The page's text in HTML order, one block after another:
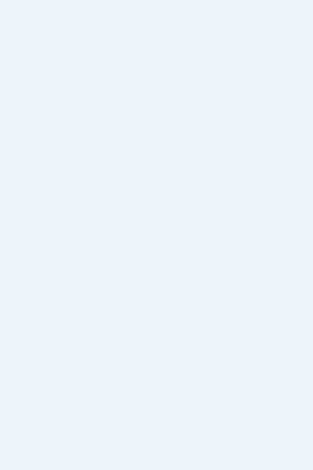
vykládka i
– situací, kdy
pokazit, je v
Všechny
a navrhneme vám
míru. Dopravní
už více jak 30
na co se zaměřit.
trvání pojištění
pomůžeme vám i s